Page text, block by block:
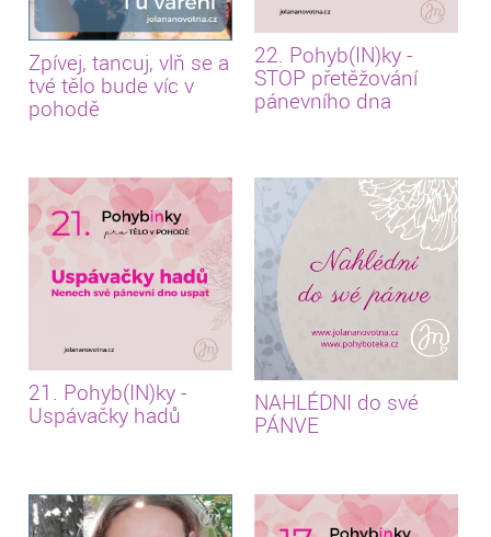
Zpívej, tancuj, vlň se a
tvé tělo bude víc v
pohodě
22. Pohyb(IN)ky -
STOP přetěžování
pánevního dna
21. Pohyb(IN)ky -
Uspávačky hadů
NAHLÉDNI do své
PÁNVE